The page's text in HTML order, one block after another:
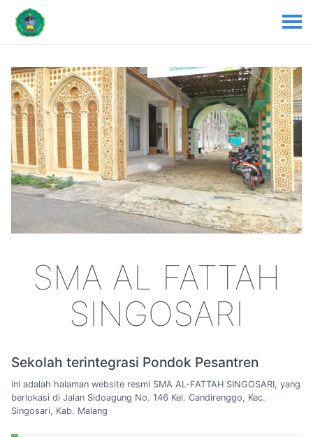
SMA AL FATTAH
SINGOSARI
Sekolah terintegrasi Pondok Pesantren
ini adalah halaman website resmi SMA AL-FATTAH SINGOSARI, yang
berlokasi di Jalan Sidoagung No. 146 Kel. Candirenggo, Kec.
Singosari, Kab. Malang